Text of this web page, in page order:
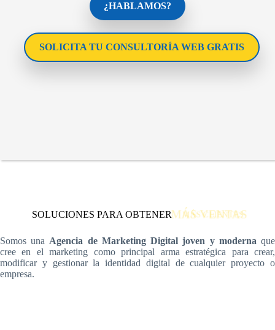
¿HABLAMOS?
SOLICITA TU CONSULTORÍA WEB GRATIS
SOLUCIONES PARA OBTENER MÁS CLIENTES
MÁS VENTAS
Somos una Agencia de Marketing Digital joven y moderna que
cree en el marketing como principal arma estratégica para crear,
modificar y gestionar la identidad digital de cualquier proyecto o
empresa.